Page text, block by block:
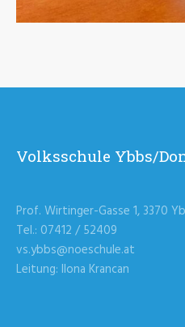
Volksschule Ybbs/
Prof. Wirtinger-Gasse 1, 3370
Tel.: 07412 / 52409
vs.ybbs@noeschule.at
Leitung: Ilona Krancan